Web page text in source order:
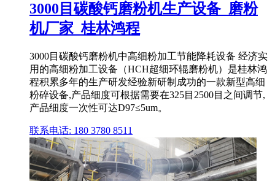
3000目碳酸钙磨粉机生产设备_磨粉
机厂家_桂林鸿程
3000目碳酸钙磨粉机中高细粉加工节能降耗设备 经济实
用的高细粉加工设备（HCH超细环辊磨粉机）是桂林鸿
程积累多年的生产研发经验新研制成功的一款新型高细
粉碎设备,产品细度可根据需要在325目2500目之间调节,
产品细度一次性可达D97≤5um。
联系电话: 180 3780 8511